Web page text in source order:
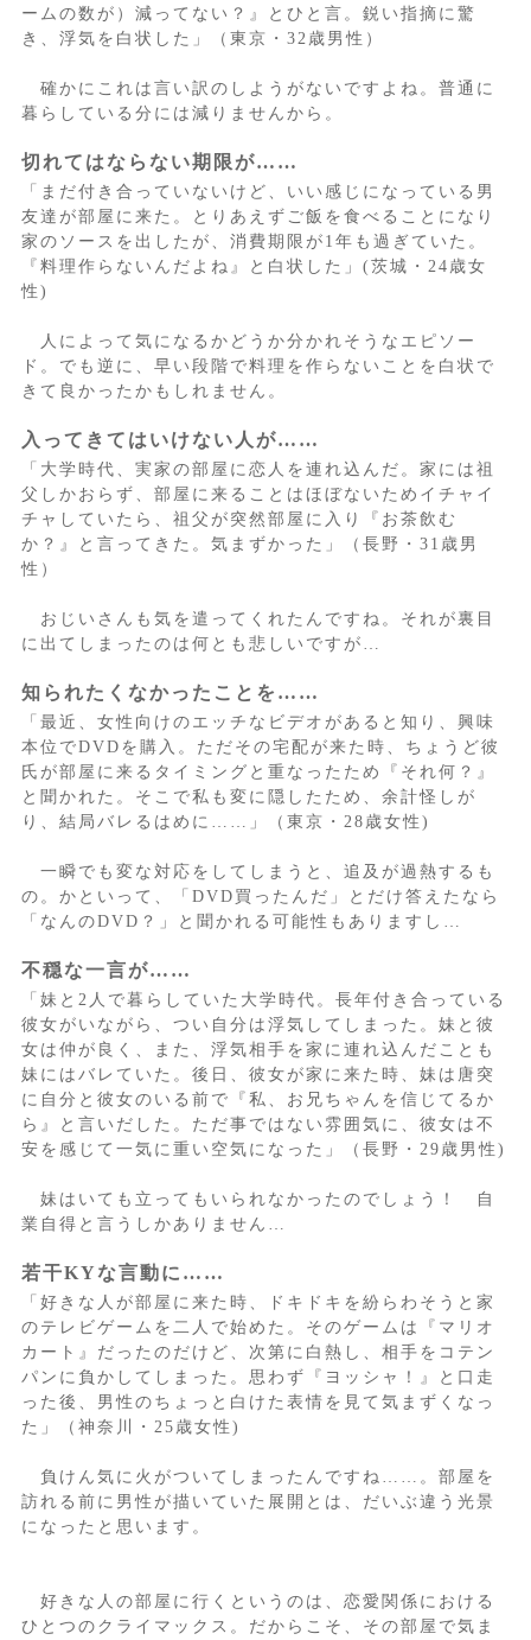
ームの数が）減ってない？』とひと言。鋭い指摘に驚
き、浮気を白状した」（東京・32歳男性）
確かにこれは言い訳のしようがないですよね。普通に
暮らしている分には減りませんから。
切れてはならない期限が……
「まだ付き合っていないけど、いい感じになっている男
友達が部屋に来た。とりあえずご飯を食べることになり
家のソースを出したが、消費期限が1年も過ぎていた。
『料理作らないんだよね』と白状した」(茨城・24歳女
性)
人によって気になるかどうか分かれそうなエピソー
ド。でも逆に、早い段階で料理を作らないことを白状で
きて良かったかもしれません。
入ってきてはいけない人が……
「大学時代、実家の部屋に恋人を連れ込んだ。家には祖
父しかおらず、部屋に来ることはほぼないためイチャイ
チャしていたら、祖父が突然部屋に入り『お茶飲む
か？』と言ってきた。気まずかった」（長野・31歳男
性）
おじいさんも気を遣ってくれたんですね。それが裏目
に出てしまったのは何とも悲しいですが…
知られたくなかったことを……
「最近、女性向けのエッチなビデオがあると知り、興味
本位でDVDを購入。ただその宅配が来た時、ちょうど彼
氏が部屋に来るタイミングと重なったため『それ何？』
と聞かれた。そこで私も変に隠したため、余計怪しが
り、結局バレるはめに……」（東京・28歳女性)
一瞬でも変な対応をしてしまうと、追及が過熱するも
の。かといって、「DVD買ったんだ」とだけ答えたなら
「なんのDVD？」と聞かれる可能性もありますし…
不穏な一言が……
「妹と2人で暮らしていた大学時代。長年付き合っている
彼女がいながら、つい自分は浮気してしまった。妹と彼
女は仲が良く、また、浮気相手を家に連れ込んだことも
妹にはバレていた。後日、彼女が家に来た時、妹は唐突
に自分と彼女のいる前で『私、お兄ちゃんを信じてるか
ら』と言いだした。ただ事ではない雰囲気に、彼女は不
安を感じて一気に重い空気になった」（長野・29歳男性)
妹はいても立ってもいられなかったのでしょう！ 自
業自得と言うしかありません…
若干KYな言動に……
「好きな人が部屋に来た時、ドキドキを紛らわそうと家
のテレビゲームを二人で始めた。そのゲームは『マリオ
カート』だったのだけど、次第に白熱し、相手をコテン
パンに負かしてしまった。思わず『ヨッシャ！』と口走
った後、男性のちょっと白けた表情を見て気まずくなっ
た」（神奈川・25歳女性)
負けん気に火がついてしまったんですね……。部屋を
訪れる前に男性が描いていた展開とは、だいぶ違う光景
になったと思います。
好きな人の部屋に行くというのは、恋愛関係における
ひとつのクライマックス。だからこそ、その部屋で気ま